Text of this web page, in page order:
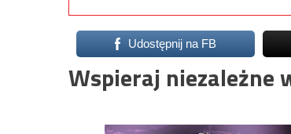
Udostępnij na FB
Wspieraj niezależne